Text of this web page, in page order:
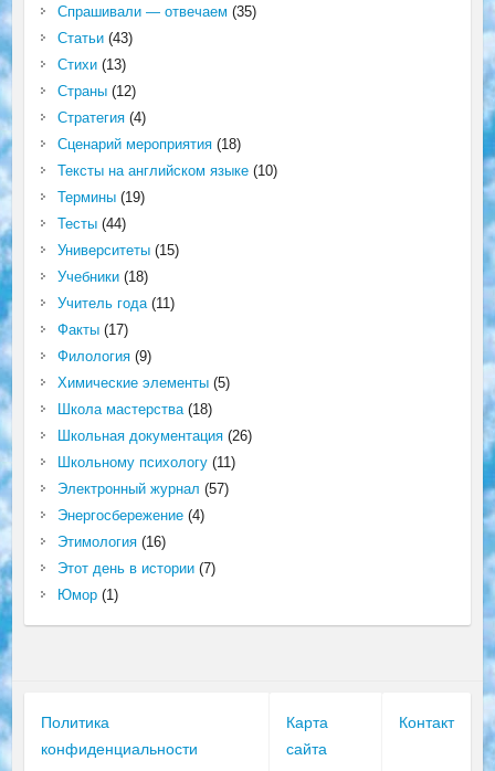
Спрашивали — отвечаем (35)
Статьи(43)
Стихи(13)
Страны(12)
Стратегия(4)
Сценарий мероприятия(18)
Тексты на английском языке(10)
Термины(19)
Тесты(44)
Университеты(15)
Учебники(18)
Учитель года(11)
Факты(17)
Филология(9)
Химические элементы(5)
Школа мастерства(18)
Школьная документация(26)
Школьному психологу(11)
Электронный журнал (57)
Энергосбережение(4)
Этимология(16)
Этот день в истории(7)
Юмор(1)
Политика
конфиденциальности
Карта
сайта
Контакт